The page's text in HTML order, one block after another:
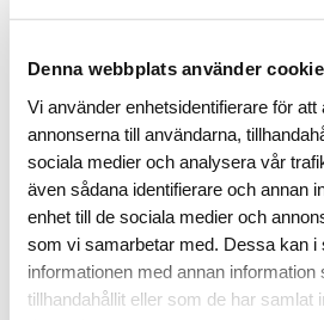
Denna webbplats använder
Vi använder enhetsidentifierare för
annonserna till användarna,
sociala medier och analysera vår
även sådana identifierare och annan
enhet till de sociala medier och
som vi samarbetar med. Dessa kan i
informationen med annan information
tillhandahållit eller som de har samlat
E-post*
Vi kan komma att höra av oss till dig via sms
kan stödja forskningen. Vill du veta mer om
personuppgifter? Läs mer i vår